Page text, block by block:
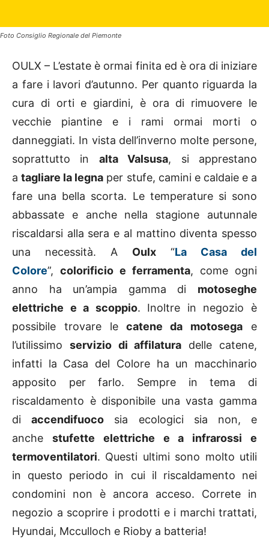
Foto Consiglio Regionale del Piemonte
OULX – L’estate è ormai finita ed è ora di iniziare
a fare i lavori d’autunno. Per quanto riguarda la
cura di orti e giardini, è ora di rimuovere le
vecchie piantine e i rami ormai morti o
danneggiati. In vista dell’inverno molte persone,
soprattutto in alta Valsusa, si apprestano
atagliare la legna per stufe, camini e caldaie e a
fare una bella scorta. Le temperature si sono
abbassate e anche nella stagione autunnale
riscaldarsi alla sera e al mattino diventa spesso
una necessità. A Oulx “La Casa del
Colore”, colorificio e ferramenta, come ogni
anno ha un’ampia gamma di motoseghe
elettriche e a scoppio. Inoltre in negozio è
possibile trovare lecatene da motosega e
l’utilissimo servizio di affilatura delle catene,
infatti la Casa del Colore ha un macchinario
apposito per farlo. Sempre in tema di
riscaldamento è disponibile una vasta gamma
diaccendifuoco sia ecologici sia non, e
anche stufette elettriche e a infrarossi e
termoventilatori. Questi ultimi sono molto utili
in questo periodo in cui il riscaldamento nei
condomini non è ancora acceso. Correte in
negozio a scoprire i prodotti e i marchi trattati,
Hyundai, Mcculloch e Rioby a batteria!